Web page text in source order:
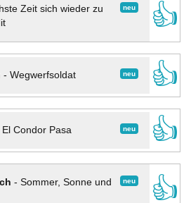
neu
Zeit sich wieder zu
👍
neu
- Wegwerfsoldat
👍
neu
El Condor Pasa
👍
neu
- Sommer, Sonne und
👍